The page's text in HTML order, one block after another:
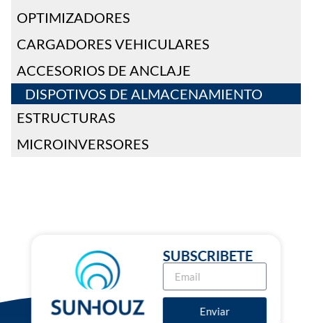
OPTIMIZADORES
CARGADORES VEHICULARES
ACCESORIOS DE ANCLAJE
DISPOTIVOS DE ALMACENAMIENTO
ESTRUCTURAS
MICROINVERSORES
SUBSCRIBETE
Enviar